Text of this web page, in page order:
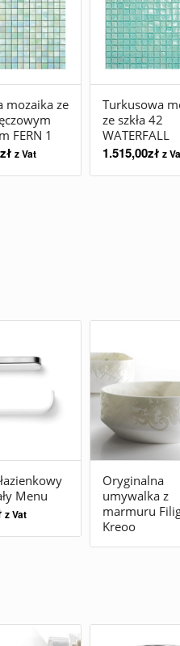
mozaika ze
FERN 1
zł z Vat
Turkusowa
ze szkła 42
WATERFALL
1.515,00zł z
Menu
z Vat
Oryginalna
umywalka z
marmuru
Kreoo